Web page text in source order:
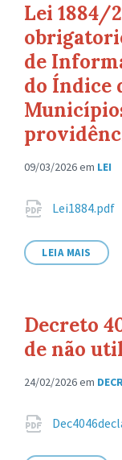
Lei 1884/
de
do Índice
09/03/2026em LEI
Anexos
Lei1884.pdf
LEIA MAIS
Decreto
de não
24/02/2026em
Anexos